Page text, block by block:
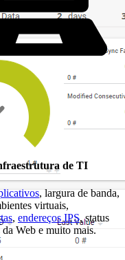
de TI
, largura de banda,
virtuais,
, endereços IPS, status
Web e muito mais.